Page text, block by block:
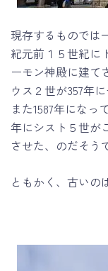
現存するものでは
紀元前１５世紀に
ーモン神殿に建て
ウス２世が357年
また1587年にな
年にシスト５世が
させた、のだそう
ともかく、古いの